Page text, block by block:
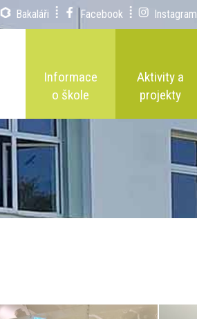
Bakaláři Facebook Instagram
Informace
o škole
Aktivity a
projekty